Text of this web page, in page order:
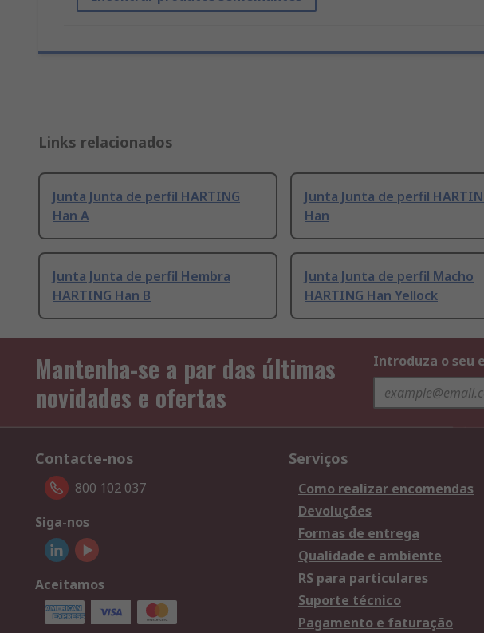
Links relacionados
Junta Junta de perfil HARTING
Han A
Junta Junta de perfil
Han
Junta Junta de perfil Hembra
HARTING Han B
Junta Junta de perfil Macho
HARTING Han Yellock
Mantenha-se a par das últimas
novidades e ofertas
Introduza o seu
Contacte-nos
800 102 037
Siga-nos
Aceitamos
Serviços
Como realizar encomendas
Devoluções
Formas de entrega
Qualidade e ambiente
RS para particulares
Suporte técnico
Pagamento e faturação